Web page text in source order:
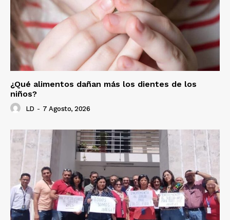
¿Qué alimentos dañan más los dientes de los
niños?
LD - 7 Agosto, 2026